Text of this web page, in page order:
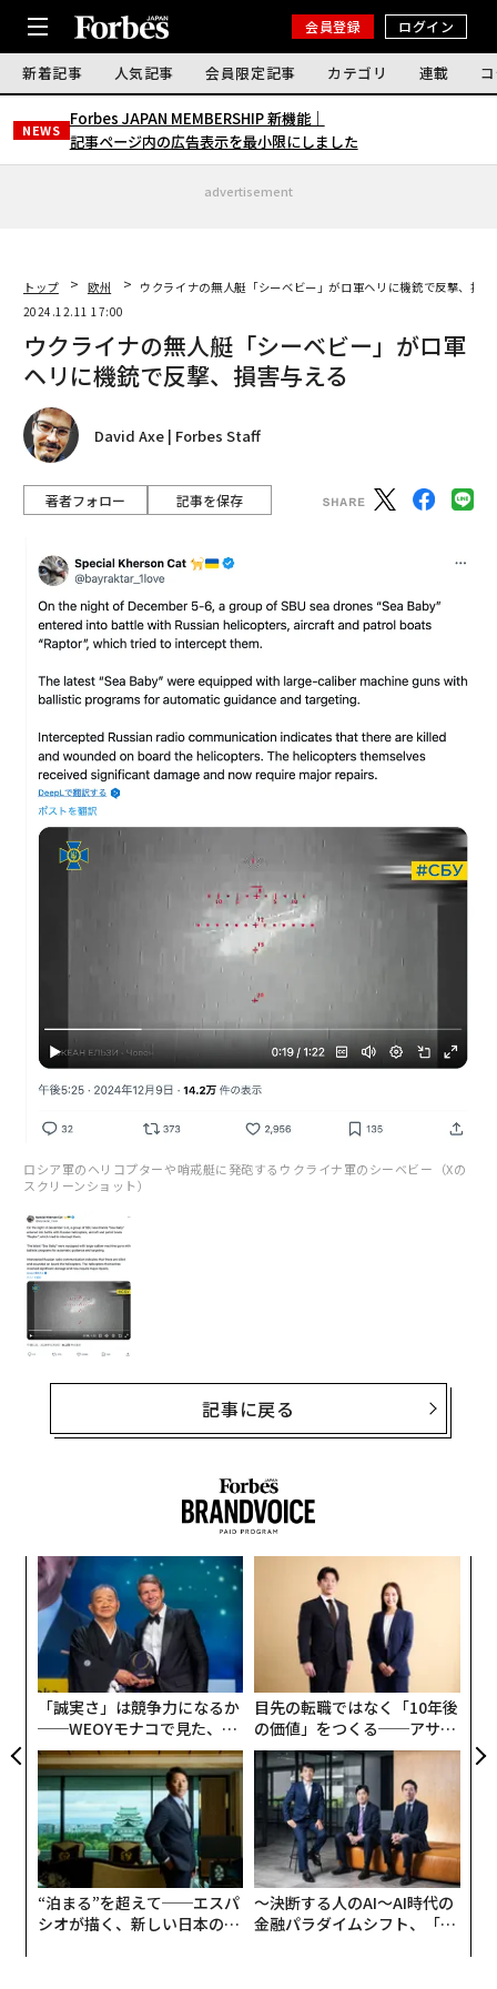
会員登録 ログイン
新着記事 人気記事 会員限定記事 カテゴリ 連載
NEWS
Forbes JAPAN MEMBERSHIP 新機能｜
記事ページ内の広告表示を最小限にしました
advertisement
トップ 欧州
ウクライナの無人艇「シーベビー」がロ軍ヘリに機銃で反撃、損
2024.12.11 17:00
ウクライナの無人艇「シーベビー」がロ軍
ヘリに機銃で反撃、損害与える
David Axe | Forbes Staff
著者フォロー 記事を保存
ロシア軍のヘリコプターや哨戒艇に発砲するウクライナ軍のシーベビー（Xの
スクリーンショット）
記事に戻る
「誠実さ」は競争力になるか
──WEOYモナコで見た、く
ら寿司の経営哲学
目先の転職ではなく「10年後
の価値」をつくる──アサイ
ンの長期伴走型支援とは
“泊まる”を超えて──エスパ
シオが描く、新しい日本のラ
〜決断する人のAI〜AI時代の
金融パラダイムシフト、「超